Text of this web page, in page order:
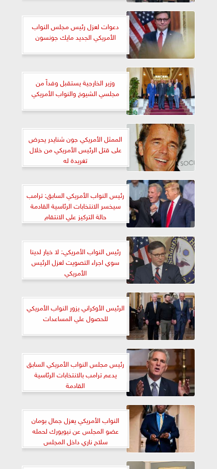
دعوات لعزل رئيس مجلس النواب
الأمريكي الجديد مايك جونسون
وزير الخارجية يستقبل وفداً من
مجلسي الشيوخ والنواب الأمريكي
الممثل الأمريكي جون شنايدر يحرض
على قتل الرئيس الأمريكي من خلال
تغريدة له
رئيس النواب الأمريكي السابق: ترامب
سيخسر الانتخابات الرئاسية القادمة
حالة التركيز علي الانتقام
رئيس النواب الأمريكي: لا خيار لدينا
سوي اجراء التصويت لعزل الرئيس
الأمريكي
الرئيس الأوكراني يزور النواب الأمريكي
للحصول علي المساعدات
رئيس مجلس النواب الأمريكي السابق
يدعم ترامب بالانتخابات الرئاسية
القادمة
النواب الأمريكي يعزل جمال بومان
عضو المجلس عن نيويورك لحمله
سلاح ناري داخل المجلس